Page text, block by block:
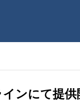
ンにて提供